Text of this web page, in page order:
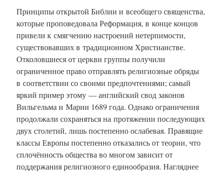
Принципы открытой Библии и всеобщего священства,
которые проповедовала Реформация, в конце концов
привели к смягчению настроений нетерпимости,
существовавших в традиционном Христианстве.
Отколовшиеся от церкви группы получили
ограниченное право отправлять религиозные обряды
в соответствии со своими предпочтениями; самый
яркий пример этому — английский свод законов
Вильгельма и Марии 1689 года. Однако ограничения
продолжали сохраняться на протяжении последующих
двух столетий, лишь постепенно ослабевая. Правящие
классы Европы постепенно отказались от теории, что
сплочённость общества во многом зависит от
поддержания религиозного единообразия. Нагляднее